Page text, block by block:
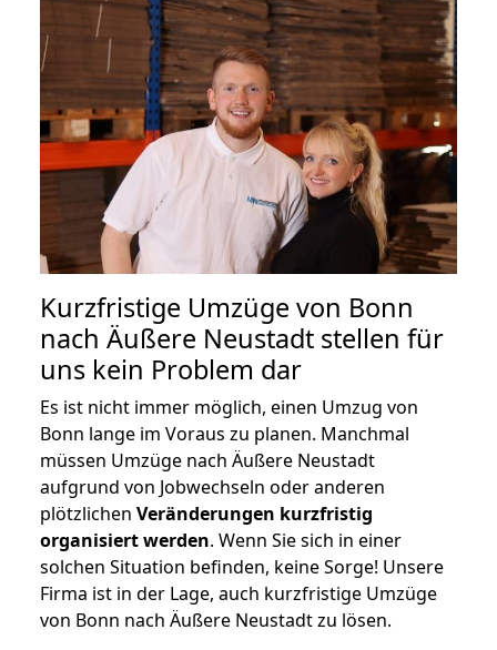
Kurzfristige Umzüge von Bonn
nach Äußere Neustadt stellen für
uns kein Problem dar
Es ist nicht immer möglich, einen Umzug von
Bonn lange im Voraus zu planen. Manchmal
müssen Umzüge nach Äußere Neustadt
aufgrund von Jobwechseln oder anderen
plötzlichen Veränderungen kurzfristig
organisiert werden. Wenn Sie sich in einer
solchen Situation befinden, keine Sorge! Unsere
Firma ist in der Lage, auch kurzfristige Umzüge
von Bonn nach Äußere Neustadt zu lösen.